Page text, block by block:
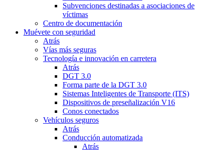
Subvenciones destinadas a asociaciones de
víctimas
Centro de documentación
Muévete con seguridad
Atrás
Vías más seguras
Tecnología e innovación en carretera
Atrás
DGT 3.0
Forma parte de la DGT 3.0
Sistemas Inteligentes de Transporte (ITS)
Dispositivos de preseñalización V16
Conos conectados
Vehículos seguros
Atrás
Conducción automatizada
Atrás